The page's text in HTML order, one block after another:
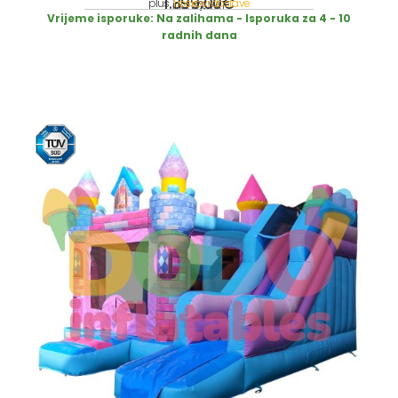
incl. 19% VAT
plusTroškovi dostave
Vrijeme isporuke: Na zalihama - Isporuka za 4 - 10
radnih dana